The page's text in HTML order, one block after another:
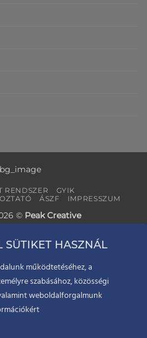
RENDSZER
GYIK
ÁSZF IMPRESSZUM
© Peak Creative
SÜTIKET HASZNÁL
működtetéséhez, a
szabásához, közösségi
weboldalforgalmunk